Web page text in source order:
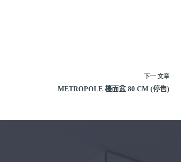
下一 文章
METROPOLE 檯面盆 80 CM (停售)